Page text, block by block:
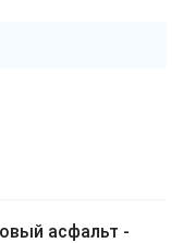
асфальт -